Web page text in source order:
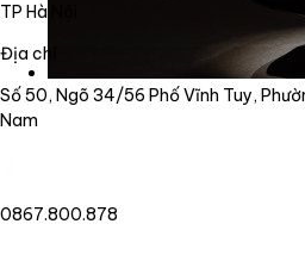
TP Hà Nội
Địa chỉ
Số 50, Ngõ 34/56 Phố Vĩnh Tuy,
Nam
0867.800.878